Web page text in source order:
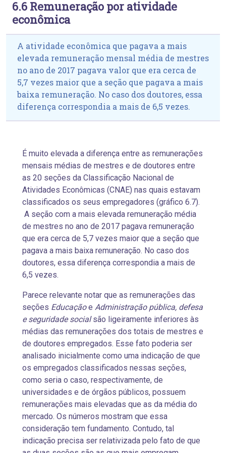
6.6 Remuneração por atividade
econômica
A atividade econômica que pagava a mais
elevada remuneração mensal média de mestres
no ano de 2017 pagava valor que era cerca de
5,7 vezes maior que a seção que pagava a mais
baixa remuneração. No caso dos doutores, essa
diferença correspondia a mais de 6,5 vezes.
É muito elevada a diferença entre as remunerações
mensais médias de mestres e de doutores entre
as 20 seções da Classificação Nacional de
Atividades Econômicas (CNAE) nas quais estavam
classificados os seus empregadores (gráfico 6.7).
A seção com a mais elevada remuneração média
de mestres no ano de 2017 pagava remuneração
que era cerca de 5,7 vezes maior que a seção que
pagava a mais baixa remuneração. No caso dos
doutores, essa diferença correspondia a mais de
6,5 vezes.
Parece relevante notar que as remunerações das
seções Educaçãoe Administração pública, defesa
e seguridade socialsão ligeiramente inferiores às
médias das remunerações dos totais de mestres e
de doutores empregados. Esse fato poderia ser
analisado inicialmente como uma indicação de que
os empregados classificados nessas seções,
como seria o caso, respectivamente, de
universidades e de órgãos públicos, possuem
remunerações mais elevadas que as da média do
mercado. Os números mostram que essa
consideração tem fundamento. Contudo, tal
indicação precisa ser relativizada pelo fato de que